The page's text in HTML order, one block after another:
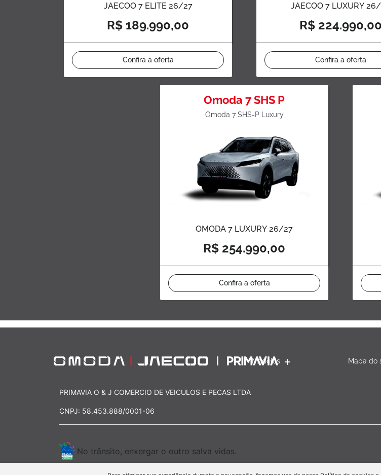
JAECOO 7 ELITE 26/27
R$ 189.990,00
Confira a oferta
JAECOO 7 LUXURY
R$ 224.990,00
Confira a oferta
Omoda 7 SHS P
Omoda 7 SHS-P Luxury
OMODA 7 LUXURY 26/27
R$ 254.990,00
Confira a oferta
Modelos Mapa do
PRIMAVIA O & J COMERCIO DE VEICULOS E PECAS LTDA
CNPJ: 58.453.888/0001-06
No trânsito, enxergar o outro salva vidas.